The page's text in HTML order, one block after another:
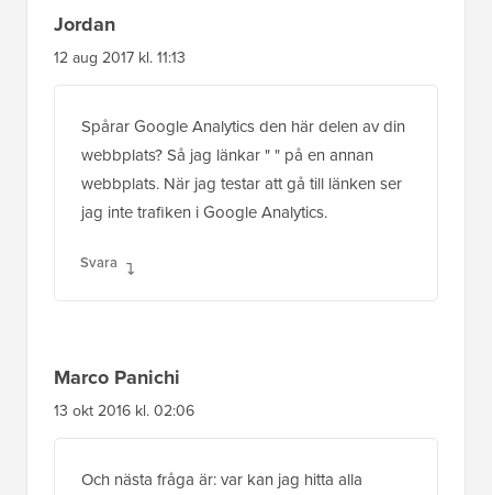
Jordan
12 aug 2017 kl. 11:13
Spårar Google Analytics den här delen av din
webbplats? Så jag länkar " " på en annan
webbplats. När jag testar att gå till länken ser
jag inte trafiken i Google Analytics.
Svara
Marco Panichi
13 okt 2016 kl. 02:06
Och nästa fråga är: var kan jag hitta alla